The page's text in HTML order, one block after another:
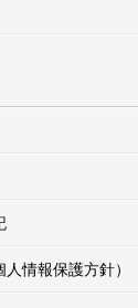
情報保護方針）